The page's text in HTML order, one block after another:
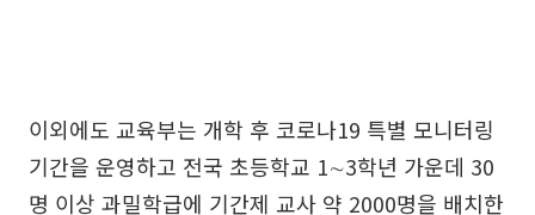
이외에도 교육부는 개학 후 코로나19 특별 모니터링
기간을 운영하고 전국 초등학교 1∼3학년 가운데 30
명 이상 과밀학급에 기간제 교사 약 2000명을 배치한